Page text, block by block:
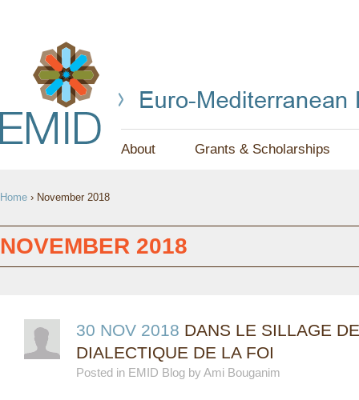
About Grants & Scholarships
U
A
Home › November 2018
NOVEMBER 2018
30 NOV 2018 DANS LE SILLAGE
DIALECTIQUE DE LA FOI
Posted in EMID Blog by Ami Bouganim